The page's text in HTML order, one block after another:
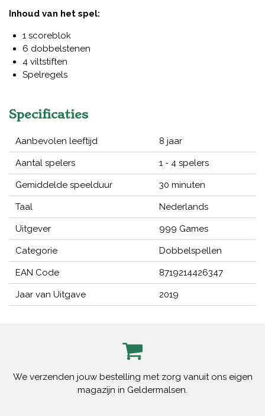
Inhoud van het spel:
1 scoreblok
6 dobbelstenen
4 viltstiften
Spelregels
Specificaties
Aanbevolen leeftijd 8 jaar
Aantal spelers 1 - 4 spelers
Gemiddelde speelduur 30 minuten
Taal Nederlands
Uitgever 999 Games
Categorie Dobbelspellen
EAN Code 8719214426347
Jaar van Uitgave 2019
We verzenden jouw bestelling met zorg vanuit ons eigen
magazijn in Geldermalsen.